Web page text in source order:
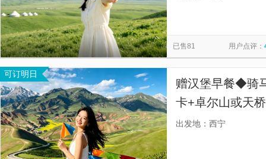
已售81 用户点评：
可订明日
赠汉堡早餐◆骑
卡+卓尔山或天
不比价格、比价
出发地：西宁